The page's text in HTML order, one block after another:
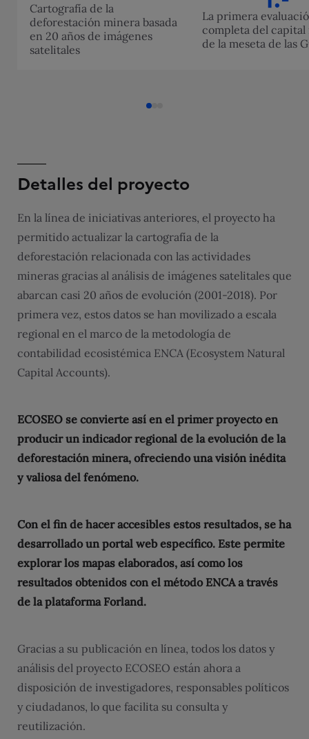
Cartografía de la
deforestación minera basada
en 20 años de imágenes
satelitales
La primera
completa del capital
de la meseta de las
Detalles del proyecto
En la línea de iniciativas anteriores, el proyecto ha
permitido actualizar la cartografía de la
deforestación relacionada con las actividades
mineras gracias al análisis de imágenes satelitales que
abarcan casi 20 años de evolución (2001-2018). Por
primera vez, estos datos se han movilizado a escala
regional en el marco de la metodología de
contabilidad ecosistémica ENCA (Ecosystem Natural
Capital Accounts).
ECOSEO se convierte así en el primer proyecto en
producir un indicador regional de la evolución de la
deforestación minera, ofreciendo una visión inédita
y valiosa del fenómeno.
Con el fin de hacer accesibles estos resultados, se ha
desarrollado un portal web específico. Este permite
explorar los mapas elaborados, así como los
resultados obtenidos con el método ENCA a través
de la plataforma Forland.
Gracias a su publicación en línea, todos los datos y
análisis del proyecto ECOSEO están ahora a
disposición de investigadores, responsables políticos
y ciudadanos, lo que facilita su consulta y
reutilización.